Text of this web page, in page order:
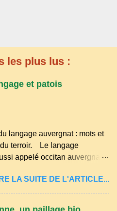
les plus lus :
et patois
langage auvergnat : mots et
terroir. Le langage
appelé occitan auvergnat ,
en Auvergne et dans
du Massif central . Il
LA SUITE DE L'ARTICLE...